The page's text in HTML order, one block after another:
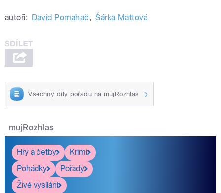
autoři: David Pomahač, Šárka Mattová
Všechny díly pořadu na mujRozhlas
mujRozhlas
Hry a četby
Krimi
Pohádky
Pořady
Živé vysílání